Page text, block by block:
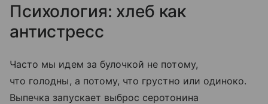
Психология: хлеб как
антистресс
Часто мы идем за булочкой не потому,
что голодны, а потому, что грустно или одиноко.
Выпечка запускает выброс серотонина